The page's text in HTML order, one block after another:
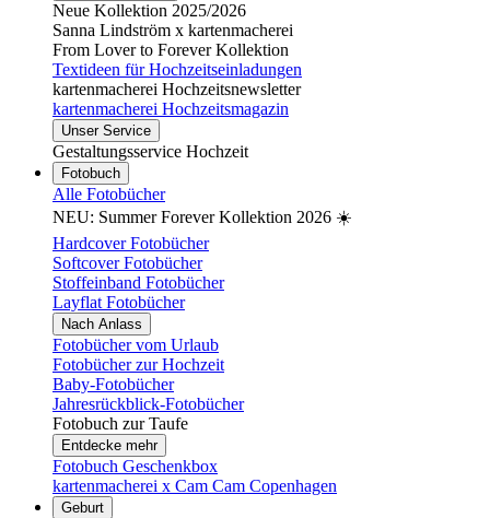
Neue Kollektion 2025/2026
Sanna Lindström x kartenmacherei
From Lover to Forever Kollektion
Textideen für Hochzeitseinladungen
kartenmacherei Hochzeitsnewsletter
kartenmacherei Hochzeitsmagazin
Unser Service
Gestaltungsservice Hochzeit
Fotobuch
Alle Fotobücher
NEU: Summer Forever Kollektion 2026 ☀️
Hardcover Fotobücher
Softcover Fotobücher
Stoffeinband Fotobücher
Layflat Fotobücher
Nach Anlass
Fotobücher vom Urlaub
Fotobücher zur Hochzeit
Baby-Fotobücher
Jahresrückblick-Fotobücher
Fotobuch zur Taufe
Entdecke mehr
Fotobuch Geschenkbox
kartenmacherei x Cam Cam Copenhagen
Geburt